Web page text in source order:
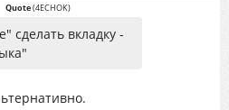
Quote(4ECHOK)
сделать вкладку -